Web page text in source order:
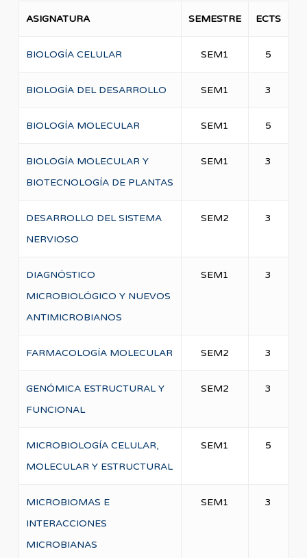
ASIGNATURA SEMESTRE ECTS
BIOLOGÍA CELULAR SEM1 5
BIOLOGÍA DEL DESARROLLO SEM1 3
BIOLOGÍA MOLECULAR SEM1 5
BIOLOGÍA MOLECULAR Y
BIOTECNOLOGÍA DE PLANTAS
SEM1 3
DESARROLLO DEL SISTEMA
NERVIOSO
SEM2 3
DIAGNÓSTICO
MICROBIOLÓGICO Y NUEVOS
ANTIMICROBIANOS
SEM1 3
FARMACOLOGÍA MOLECULAR SEM2 3
GENÓMICA ESTRUCTURAL Y
FUNCIONAL
SEM2 3
MICROBIOLOGÍA CELULAR,
MOLECULAR Y ESTRUCTURAL
SEM1 5
MICROBIOMAS E
INTERACCIONES
MICROBIANAS
SEM1 3